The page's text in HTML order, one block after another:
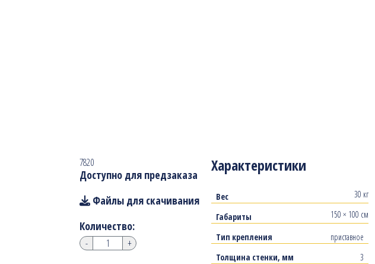
Характеристики
Вес
30 кг
Габариты
150 × 100 см
Тип крепления
приставное
Толщина стенки, мм
3
7820
Доступно для предзаказа
Файлы для скачивания
Количество:
- +